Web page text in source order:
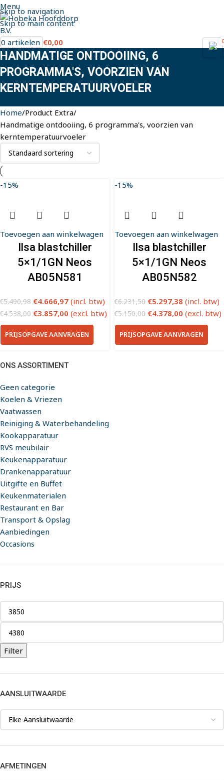
Skip to navigation
Skip to main content
Menu
0
0 artikelen €0,00
HANDMATIGE ONTDOOIING, 6
PROGRAMMA'S, VOORZIEN VAN
KERNTEMPERATUURVOELER
ONS ASSORTIMENT
Geen categorie
Koelen & Vriezen
Vaatwassen
Reiniging & Waterbehandeling
Kookapparatuur
RVS meubilair
Keukenapparatuur
Drankenapparatuur
Uitgifte en Buffet
Keukenmaterialen
Restaurant en Bar
Transport & Opslag
Aanbiedingen
Occasions
PRIJS
Filter
AANSLUITWAARDE
AFMETINGEN
Home Product Extra
Handmatige ontdooiing, 6 programma's, voorzien van
kerntemperatuurvoeler
-15%
Toevoegen aan winkelwagen
Ilsa blastchiller
5×1/1GN Neos
AB05N581
€5.490,98 €4.666,97 (incl. btw)
€4.538,00 €3.857,00 (excl. btw)
PRIJSOPGAVE AANVRAGEN
-15%
Toevoegen aan winkelwagen
Ilsa blastchiller
5×1/1GN Neos
AB05N582
€6.231,50 €5.297,38 (incl. btw)
€5.150,00 €4.378,00 (excl. btw)
PRIJSOPGAVE AANVRAGEN